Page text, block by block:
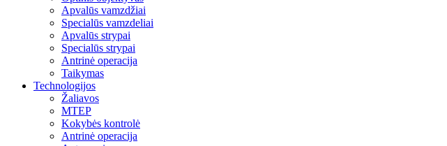
Apvalūs vamzdžiai
Specialūs vamzdeliai
Apvalūs strypai
Specialūs strypai
Antrinė operacija
Taikymas
Technologijos
Žaliavos
MTEP
Kokybės kontrolė
Antrinė operacija